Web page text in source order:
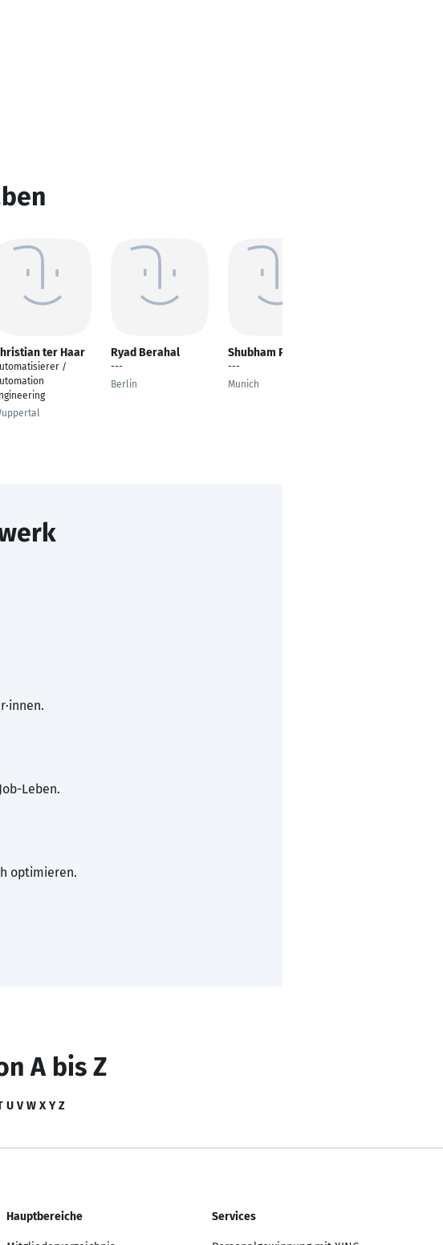
ter Haar
/
Ryad Berahal
---
Berlin
Shubham Pujari
---
Munich
Leben.
optimieren.
A bis Z
U V W X Y Z
Hauptbereiche Services